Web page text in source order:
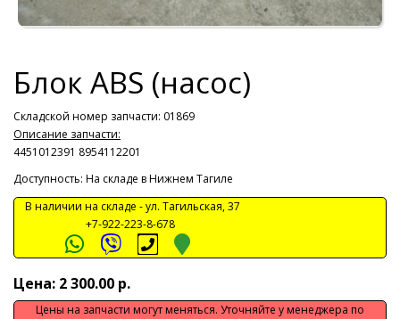
Блок ABS (насос)
Складской номер запчасти: 01869
Описание запчасти:
4451012391 8954112201
Доступность: На складе в Нижнем Тагиле
В наличии на складе -ул. Тагильская, 37
+7-922-223-8-678
Цена: 2 300.00 р.
Цены на запчасти могут меняться. Уточняйте у менеджера по